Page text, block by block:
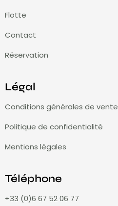
Flotte
Contact
Réservation
Légal
Conditions générales de vente
Politique de confidentialité
Mentions légales
Téléphone
+33 (0)6 67 52 06 77